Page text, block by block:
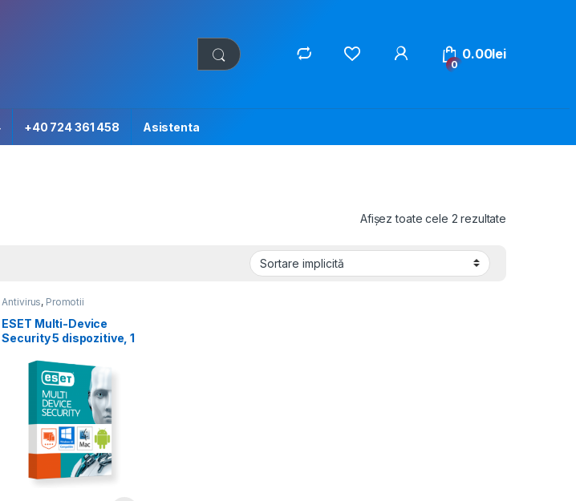
0
0.00lei
+40 724 361 458 Asistenta
Afișez toate cele 2 rezultate
Antivirus, Promotii
ESET Multi-Device
Security 5 dispozitive, 1